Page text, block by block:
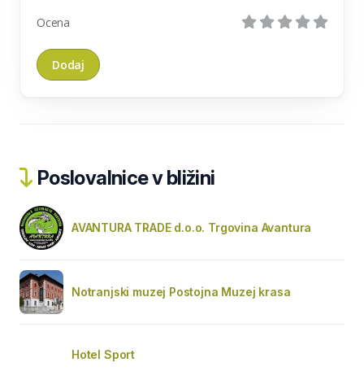
Ocena
Poslovalnice v bližini
AVANTURA TRADE d.o.o. Trgovina Avantura
Notranjski muzej Postojna Muzej krasa
Hotel Sport